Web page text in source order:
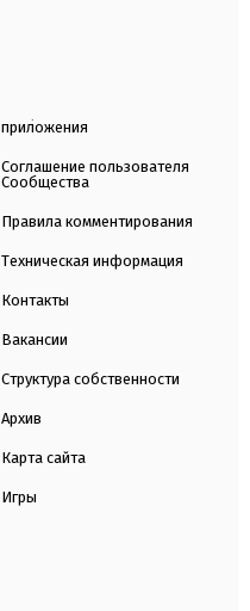
приложения
Соглашение пользователя
Сообщества
Правила комментирования
Техническая информация
Контакты
Вакансии
Структура собственности
Архив
Карта сайта
Игры